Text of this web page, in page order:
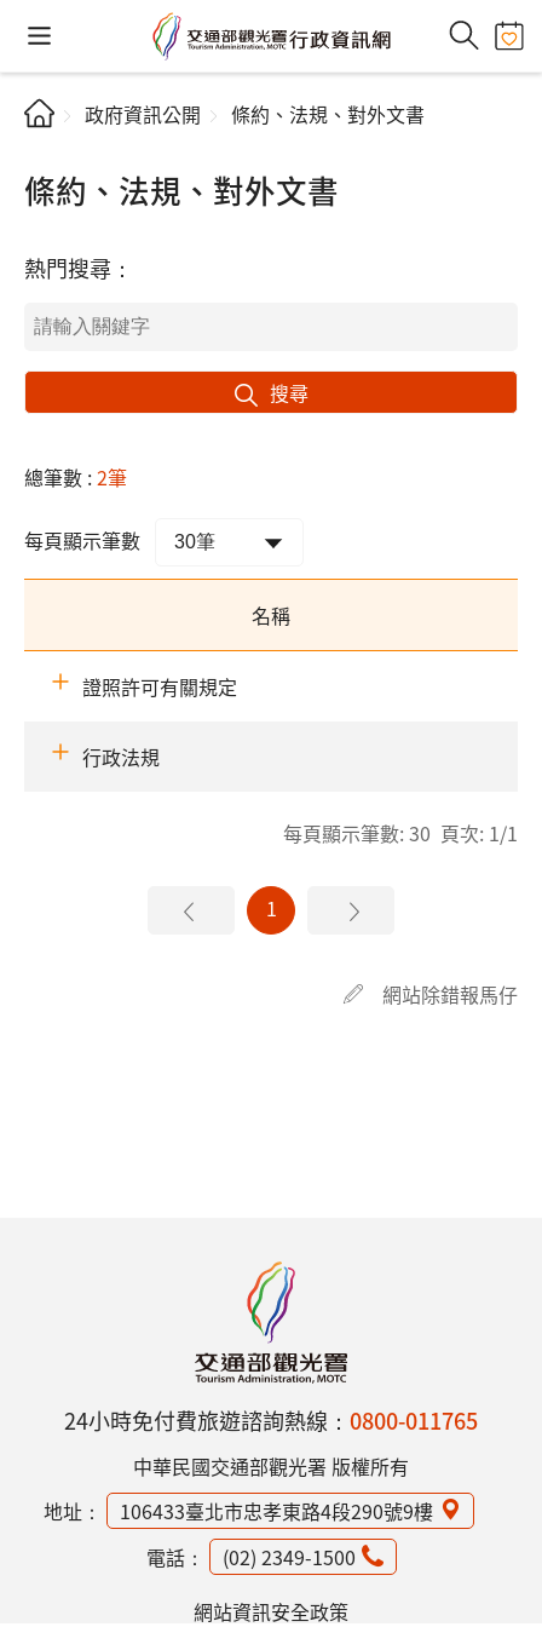
政府資訊公開 條約、法規、對外文書
條約、法規、對外文書
熱門搜尋：
搜尋
總筆數 :2筆
每頁顯示筆數
名稱
證照許可有關規定
行政法規
每頁顯示筆數: 30 頁次: 1/1
1
網站除錯報馬仔
24小時免付費旅遊諮詢熱線： 0800-011765
中華民國交通部觀光署 版權所有
地址：
106433臺北市忠孝東路4段290號9樓
電話：
(02) 2349-1500
網站資訊安全政策